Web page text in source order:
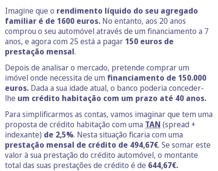
Imagine que o rendimento líquido do seu agregado
familiar é de 1600 euros. No entanto, aos 20 anos
comprou o seu automóvel através de um financiamento a 7
anos, e agora com 25 está a pagar 150 euros de
prestação mensal.
Depois de analisar o mercado, pretende comprar um
imóvel onde necessita de um financiamento de 150.000
euros. Dada a sua idade atual, o banco poderia conceder-
lhe um crédito habitação com um prazo até 40 anos.
Para simplificarmos as contas, vamos imaginar que tem uma
proposta de crédito habitação com uma TAN (spread +
indexante) de 2,5%. Nesta situação ficaria com uma
prestação mensal de crédito de 494,67€. Se somar este
valor à sua prestação do crédito automóvel, o montante
total das suas prestações de crédito é de 644,67€.